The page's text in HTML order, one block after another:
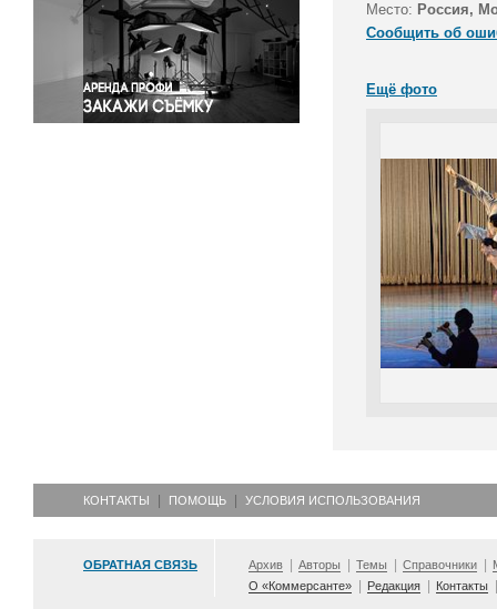
Спорт
Экология
Экономика и бизнес
Место: Россия,
Сообщить об
Ещё фото
КОНТАКТЫ ПОМОЩЬ УСЛОВИЯ ИСПОЛЬЗОВАНИЯ
ОБРАТНАЯ СВЯЗЬ Архив Авторы Темы Справочники
О «Коммерсанте»
Редакция Контакты